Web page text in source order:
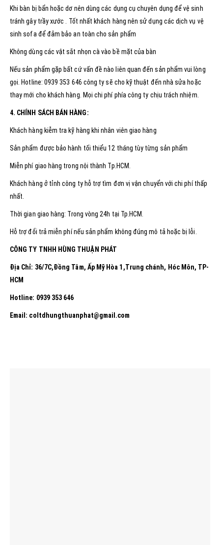
Khi bàn bị bẩn hoặc dơ nên dùng các dụng cụ chuyên dụng để vệ sinh
tránh gây trầy xước . Tốt nhất khách hàng nên sử dụng các dịch vụ vệ
sinh sofa để đảm bảo an toàn cho sản phẩm
Không dùng các vật sắt nhọn cà vào bề mặt của bàn
Nếu sản phẩm gặp bất cứ vấn đề nào liên quan đến sản phẩm vui lòng
gọi. Hotline: 0939 353 646 công ty sẽ cho kỹ thuật đến nhà sửa hoặc
thay mới cho khách hàng. Mọi chi phí phía công ty chịu trách nhiệm.
4. CHÍNH SÁCH BÁN HÀNG:
Khách hàng kiễm tra kỹ hàng khi nhân viên giao hàng
Sản phẩm được bảo hành tối thiểu 12 tháng tùy từng sản phẩm
Miễn phí giao hàng trong nội thành Tp.HCM.
Khách hàng ở tỉnh công ty hỗ trợ tìm đơn vị vận chuyển với chi phí thấp
nhất.
Thời gian giao hàng: Trong vòng 24h tại Tp.HCM.
Hỗ trợ đổi trả miễn phí nếu sản phẩm không đúng mô tả hoặc bị lỗi.
CÔNG TY TNHH HÙNG THUẬN PHÁT
Địa Chỉ: 36/7C,Đồng Tâm, Ấp Mỹ Hòa 1,Trung chánh, Hóc Môn, TP-
HCM
Hotline: 0939 353 646
Email: coltdhungthuanphat@gmail.com